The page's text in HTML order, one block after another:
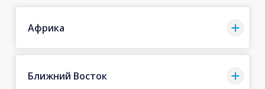
Африка
Ближний Восток